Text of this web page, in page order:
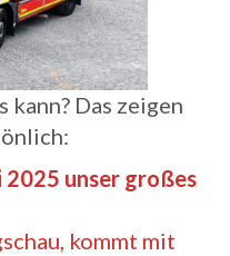
kann? Das zeigen
2025 unser großes
kommt mit